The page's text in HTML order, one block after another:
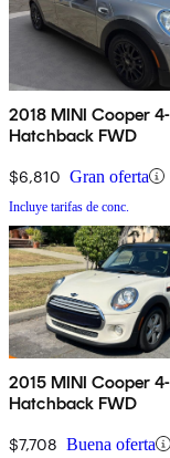
2018 MINI Cooper
Hatchback FWD
$6,810 Gran oferta
Incluye tarifas de conc.
2015 MINI Cooper
Hatchback FWD
$7,708 Buena oferta